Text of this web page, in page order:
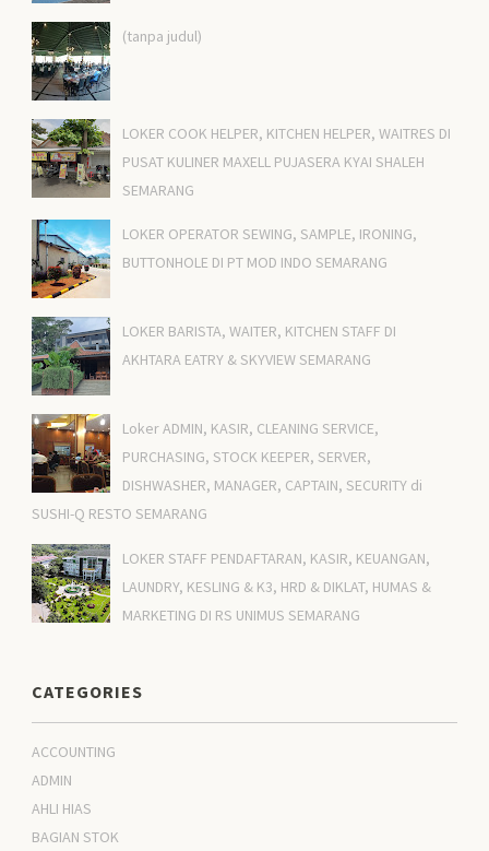
(tanpa judul)
LOKER COOK HELPER, KITCHEN HELPER, WAITRES DI
PUSAT KULINER MAXELL PUJASERA KYAI SHALEH
SEMARANG
LOKER OPERATOR SEWING, SAMPLE, IRONING,
BUTTONHOLE DI PT MOD INDO SEMARANG
LOKER BARISTA, WAITER, KITCHEN STAFF DI
AKHTARA EATRY & SKYVIEW SEMARANG
Loker ADMIN, KASIR, CLEANING SERVICE,
PURCHASING, STOCK KEEPER, SERVER,
DISHWASHER, MANAGER, CAPTAIN, SECURITY di
SUSHI-Q RESTO SEMARANG
LOKER STAFF PENDAFTARAN, KASIR, KEUANGAN,
LAUNDRY, KESLING & K3, HRD & DIKLAT, HUMAS &
MARKETING DI RS UNIMUS SEMARANG
CATEGORIES
ACCOUNTING
ADMIN
AHLI HIAS
BAGIAN STOK